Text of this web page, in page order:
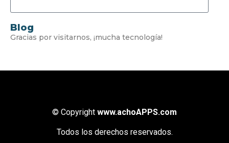
Blog
Gracias por visitarnos, ¡mucha tecnología!
© Copyright www.achoAPPS.com
Todos los derechos reservados.